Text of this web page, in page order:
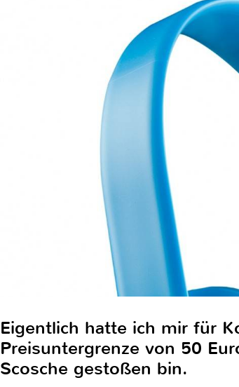
Eigentlich hatte ich mir für
Preisuntergrenze von 50
Scosche gestoßen bin.